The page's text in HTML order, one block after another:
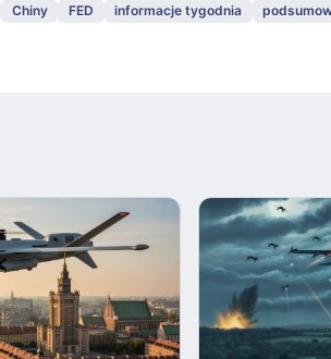
Chiny FED informacje tygodnia